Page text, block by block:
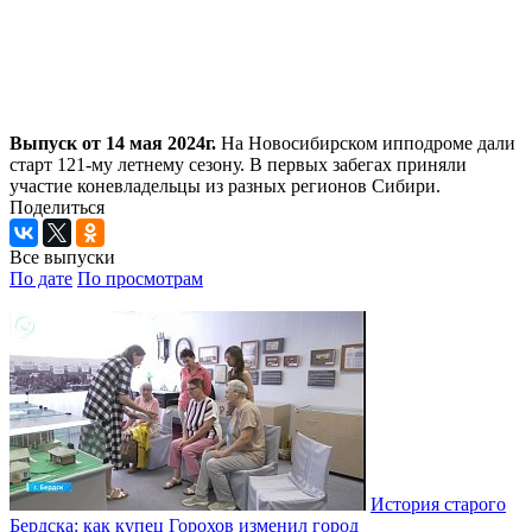
Выпуск от 14 мая 2024г. На Новосибирском ипподроме дали
старт 121-му летнему сезону. В первых забегах приняли
участие коневладельцы из разных регионов Сибири.
Поделиться
Все выпуски
По дате По просмотрам
История старого
Бердска: как купец Горохов изменил город